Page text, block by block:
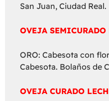
San Juan, Ciudad Real.
OVEJA
ORO: Cabesota con
Cabesota. Bolaños de
OVEJA CURADO